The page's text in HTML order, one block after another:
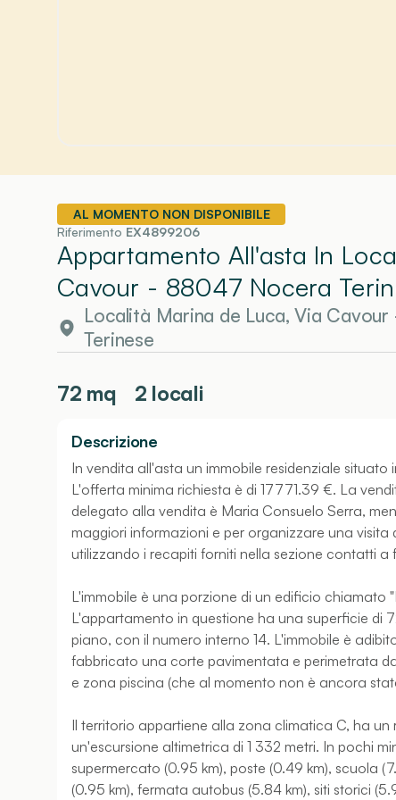
AL MOMENTO NON DISPONIBILE
Riferimento EX4899206
Appartamento All'asta In
Cavour - 88047 Nocera
Località Marina de Luca, Via
Terinese
72 mq 2 locali
Descrizione
In vendita all'asta un immobile residenziale
L'offerta minima richiesta è di 17771.39 €. La
delegato alla vendita è Maria Consuelo Serra,
maggiori informazioni e per organizzare una
utilizzando i recapiti forniti nella sezione contatti a
L'immobile è una porzione di un edificio
L'appartamento in questione ha una superficie di
piano, con il numero interno 14. L'immobile è
fabbricato una corte pavimentata e perimetrata
e zona piscina (che al momento non è ancora
Il territorio appartiene alla zona climatica C, ha un
un'escursione altimetrica di 1 332 metri. In pochi
supermercato (0.95 km), poste (0.49 km), scuola
(0.95 km), fermata autobus (5.84 km), siti storici